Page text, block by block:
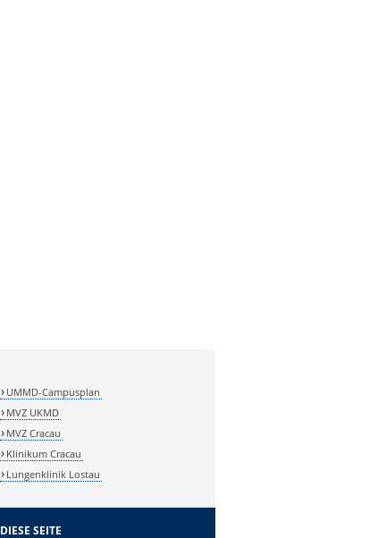
UMMD-Campusplan
MVZ UKMD
MVZ Cracau
Klinikum Cracau
Lungenklinik Lostau
DIESE SEITE